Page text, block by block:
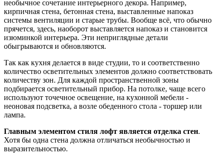
необычное сочетание интерьерного декора. Например,
кирпичная стена, бетонная стена, выставленные напоказ
системы вентиляции и старые трубы. Вообще всё, что обычно
прячется, здесь, наоборот выставляется напоказ и становится
изюминкой интерьера. Эти неприглядные детали
обыгрываются и обновляются.
Так как кухня делается в виде студии, то и соответственно
количество осветительных элементов должно соответствовать
количеству зон. Для каждой пространственной зоны
подбирается осветительный прибор. На потолке, чаще всего
используют точечное освещение, на кухонной мебели -
неоновая подсветка, а возле обеденного стола - торшер или
лампа.
Главным элементом стиля лофт является отделка стен.
Хотя бы одна стена должна отличаться необычностью и
выразительностью.